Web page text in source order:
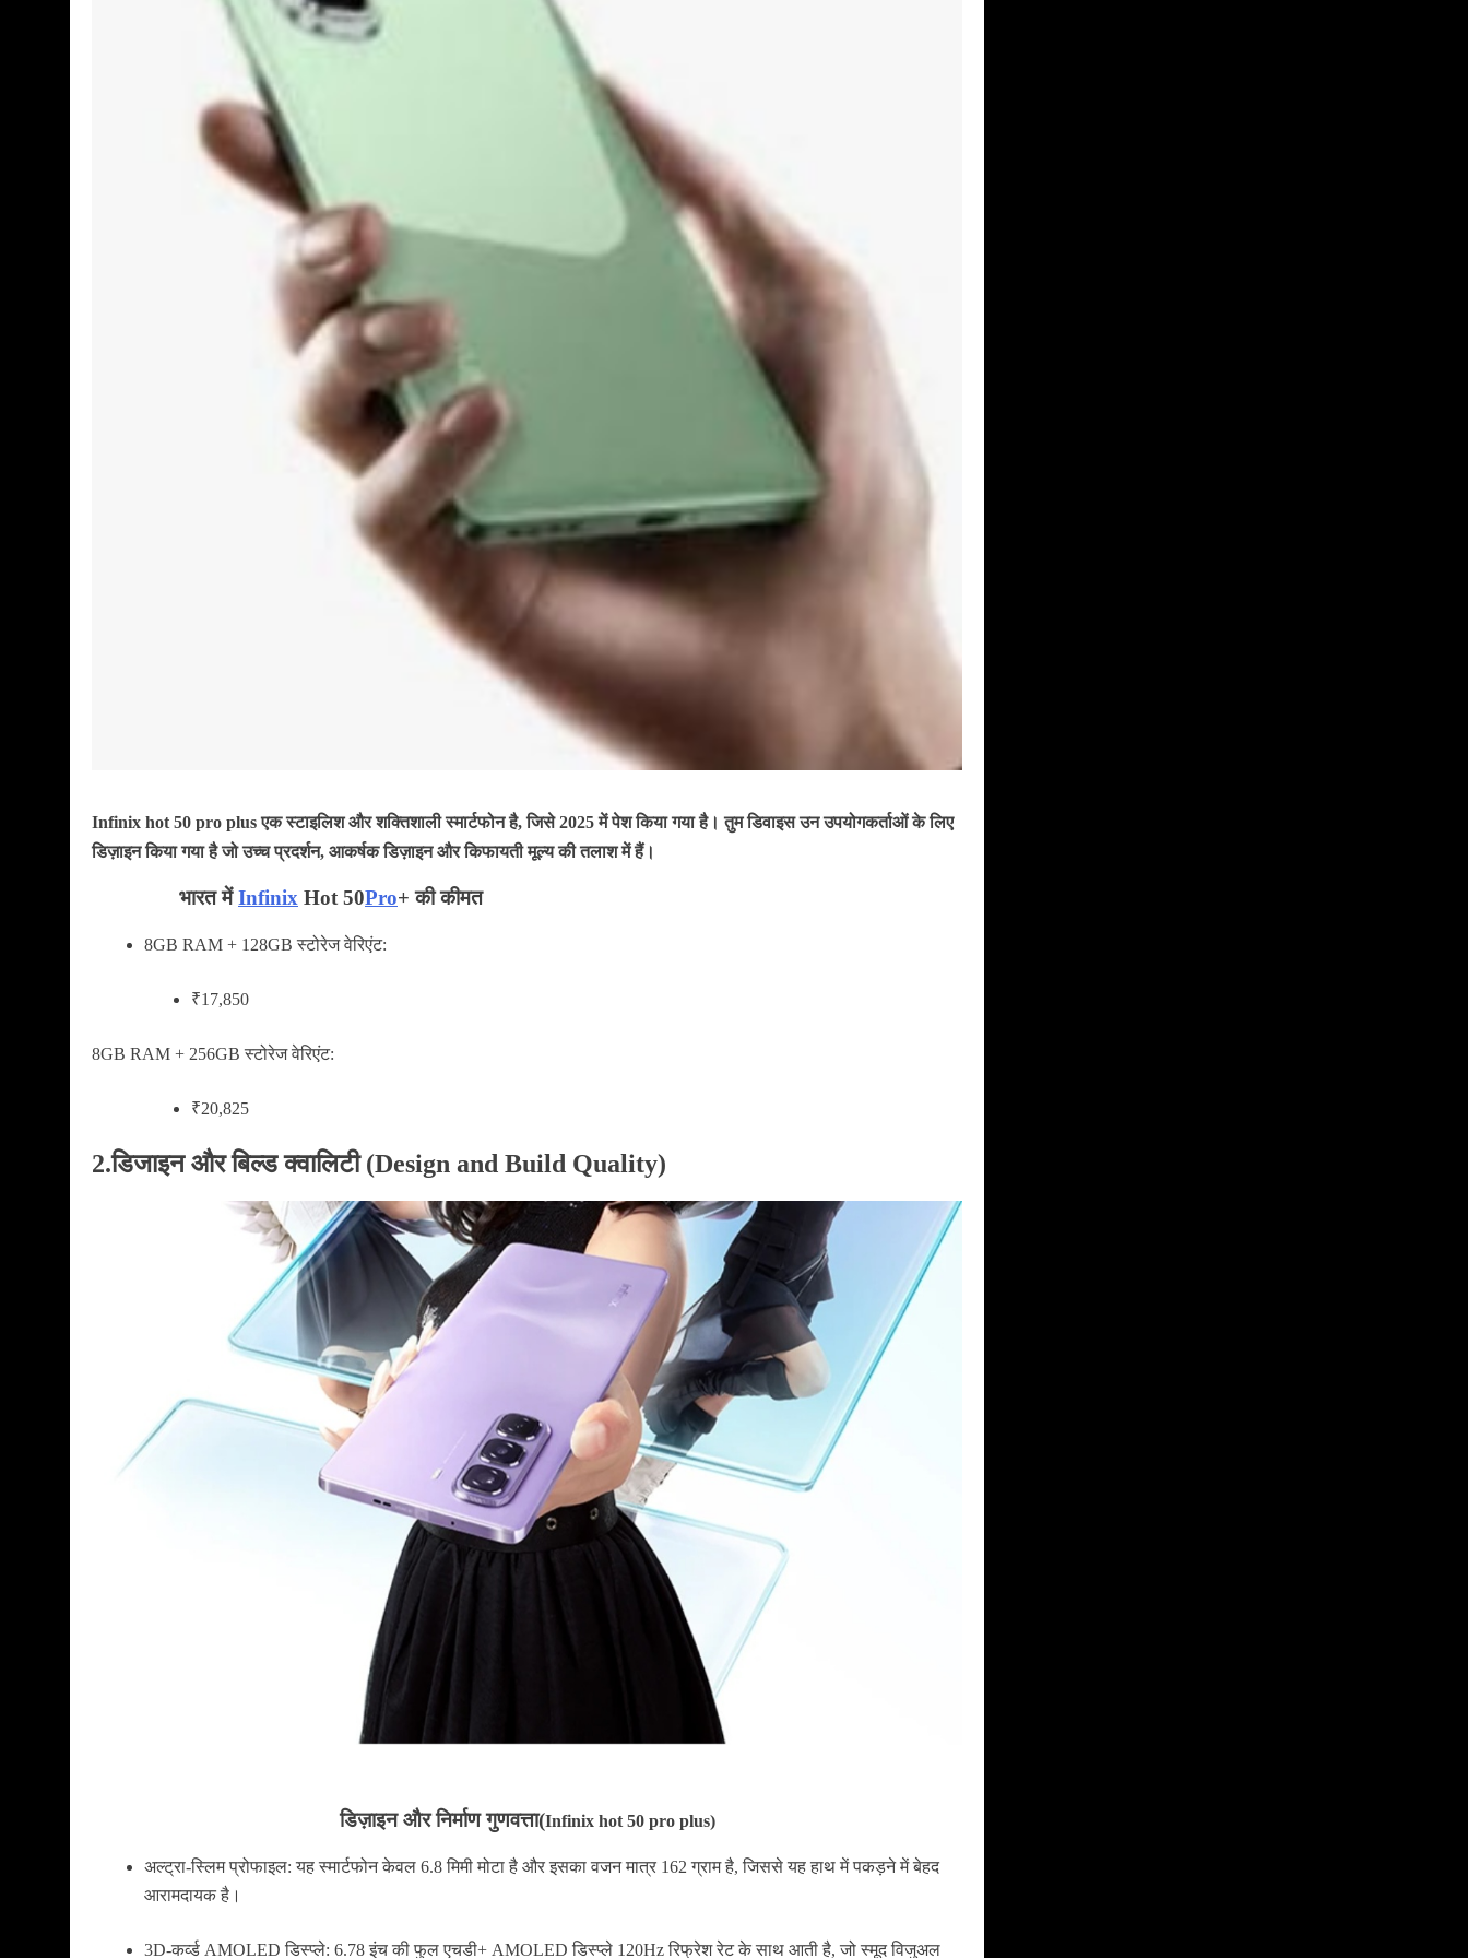
Infinix hot 50 pro plus एक स्टाइलिश और शक्तिशाली स्मार्टफोन है, जिसे 2025 में पेश किया गया है। तुमडिवाइस उन उपयोगकर्ताओं के लिए
डिज़ाइन किया गया है जो उच्च प्रदर्शन, आकर्षक डिज़ाइन और किफायती मूल्य की तलाश में हैं।
भारत मेंInfinix Hot 50Pro+ की कीमत
8GB RAM + 128GB स्टोरेज वेरिएंट:
₹17,850
8GB RAM + 256GB स्टोरेज वेरिएंट:
₹20,825
2.डिजाइन और बिल्ड क्वालिटी (Design and Build Quality)
डिज़ाइन औरनिर्माण गुणवत्ता(Infinix hot 50 pro plus)
अल्ट्रा-स्लिम प्रोफाइल:यह स्मार्टफोन केवल 6.8 मिमी मोटा है और इसका वजन मात्र 162 ग्राम है, जिससे यह हाथ में पकड़ने में बेहद
आरामदायक है।
3D-कर्व्ड AMOLED डिस्प्ले: 6.78 इंच की फुल एचडी+ AMOLED डिस्प्ले 120Hz रिफ्रेश रेट के साथ आती है, जो स्मूद विजुअल